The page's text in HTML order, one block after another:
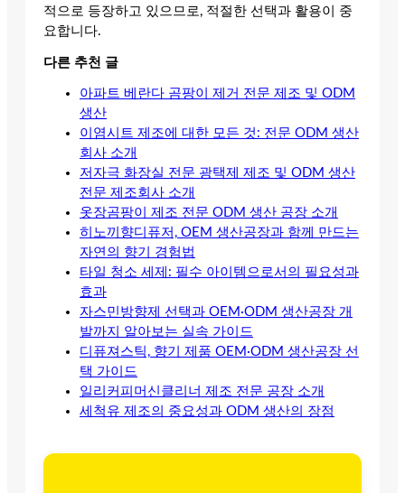
적으로 등장하고 있으므로, 적절한 선택과 활용이 중
요합니다.
다른 추천 글
아파트 베란다 곰팡이 제거 전문 제조 및 ODM
생산
이염시트 제조에 대한 모든 것: 전문 ODM 생산
회사 소개
저자극 화장실 전문 광택제 제조 및 ODM 생산
전문 제조회사 소개
옷장곰팡이 제조 전문 ODM 생산 공장 소개
히노끼향디퓨저, OEM 생산공장과 함께 만드는
자연의 향기 경험법
타일 청소 세제: 필수 아이템으로서의 필요성과
효과
자스민방향제 선택과 OEM·ODM 생산공장 개
발까지 알아보는 실속 가이드
디퓨져스틱, 향기 제품 OEM·ODM 생산공장 선
택 가이드
일리커피머신클리너 제조 전문 공장 소개
세척유 제조의 중요성과 ODM 생산의 장점